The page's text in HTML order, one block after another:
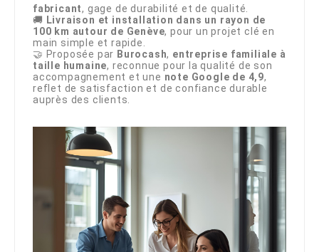
fabricant, gage de durabilité et de qualité.
🚚 Livraison et installation dans un rayon de
100 km autour de Genève, pour un projet clé en
main simple et rapide.
🤝 Proposée par Burocash, entreprise familiale à
taille humaine, reconnue pour la qualité de son
accompagnement et une note Google de 4,9,
reflet de satisfaction et de confiance durable
auprès des clients.